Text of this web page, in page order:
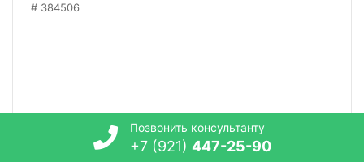
384506
Позвонить консультанту
+7 (921) 447-25-90